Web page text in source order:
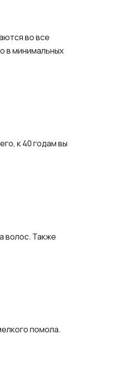
во все
в минимальных
к 40 годам вы
волос. Также
помола.